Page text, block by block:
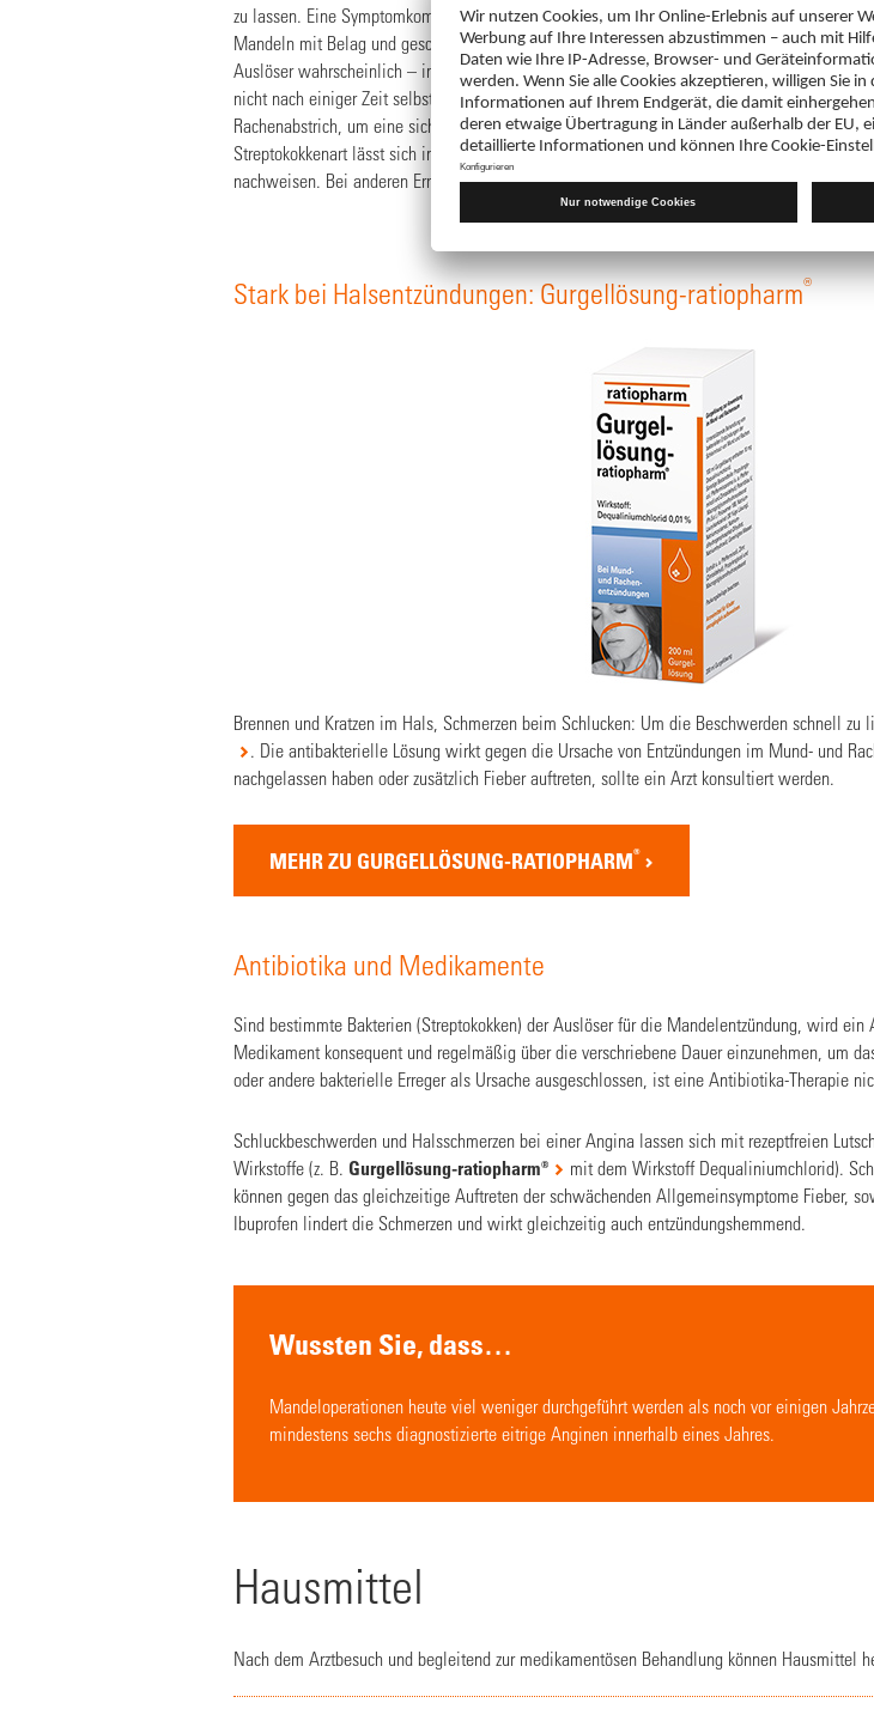
zu lassen. Eine Symptomkombination aus Fieber über 38 °C, geschwollenen
Mandeln mit Belag und geschwollenen Lymphknoten machen Bakterien als
Auslöser wahrscheinlich – in diesen Fällen bzw. wenn sich die Entzündung
nicht nach einiger Zeit selbst zurückbildet, nimmt der Arzt einen
Rachenabstrich, um eine sichere Diagnose zu stellen. Die klinisch bedeutendste
Streptokokkenart lässt sich innerhalb weniger Minuten mit einem Schnelltest
nachweisen. Bei anderen Erregern kann die Analyse im Labor erforderlich sein.
Stark bei Halsentzündungen: Gurgellösung-ratiopharm®
Brennen und Kratzen im Hals, Schmerzen beim Schlucken: Um die Beschwerden schnell
. Die antibakterielle Lösung wirkt gegen die Ursache von Entzündungen im Mund- und
nachgelassen haben oder zusätzlich Fieber auftreten, sollte ein Arzt konsultiert werden.
MEHR ZU GURGELLÖSUNG-RATIOPHARM®
Antibiotika und Medikamente
Sind bestimmte Bakterien (Streptokokken) der Auslöser für die Mandelentzündung, wird
Medikament konsequent und regelmäßig über die verschriebene Dauer einzunehmen, um
oder andere bakterielle Erreger als Ursache ausgeschlossen, ist eine Antibiotika-Therapie
Schluckbeschwerden und Halsschmerzen bei einer Angina lassen sich mit rezeptfreien
Wirkstoffe (z. B. Gurgellösung-ratiopharm® mit dem Wirkstoff Dequaliniumchlorid).
können gegen das gleichzeitige Auftreten der schwächenden Allgemeinsymptome Fieber,
Ibuprofen lindert die Schmerzen und wirkt gleichzeitig auch entzündungshemmend.
Wussten Sie, dass…
Mandeloperationen heute viel weniger durchgeführt werden als noch vor einigen
mindestens sechs diagnostizierte eitrige Anginen innerhalb eines Jahres.
Hausmittel
Nach dem Arztbesuch und begleitend zur medikamentösen Behandlung können Hausmittel